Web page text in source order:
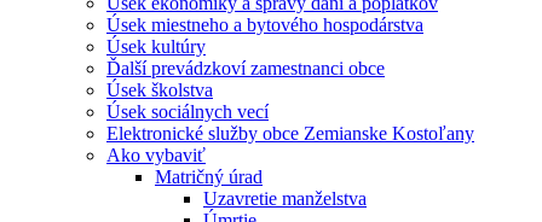
Úsek miestneho a bytového hospodárstva
Úsek kultúry
Ďalší prevádzkoví zamestnanci obce
Úsek školstva
Úsek sociálnych vecí
Elektronické služby obce Zemianske Kostoľany
Ako vybaviť
Matričný úrad
Uzavretie manželstva